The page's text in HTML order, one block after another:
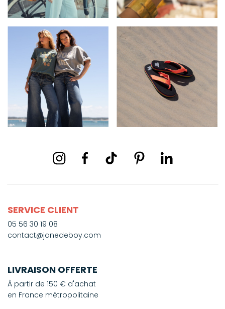
SERVICE CLIENT
05 56 30 19 08
contact@janedeboy.com
LIVRAISON OFFERTE
À partir de 150 € d'achat
en France métropolitaine